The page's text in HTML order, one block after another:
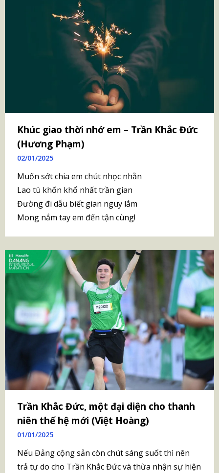
Khúc giao thời nhớ em – Trần Khắc Đức
(Hương Phạm)
02/01/2025
Muốn sớt chia em chút nhọc nhằn
Lao tù khốn khổ nhất trần gian
Đường đi dẫu biết gian nguy lắm
Mong nắm tay em đến tận cùng!
Trần Khắc Đức, một đại diện cho thanh
niên thế hệ mới (Việt Hoàng)
01/01/2025
Nếu Đảng cộng sản còn chút sáng suốt thì nên
trả tự do cho Trần Khắc Đức và thừa nhận sự hiện